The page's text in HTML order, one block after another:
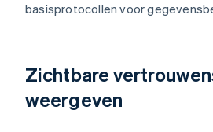
basisprotocollen voor
Zichtbare
weergeven